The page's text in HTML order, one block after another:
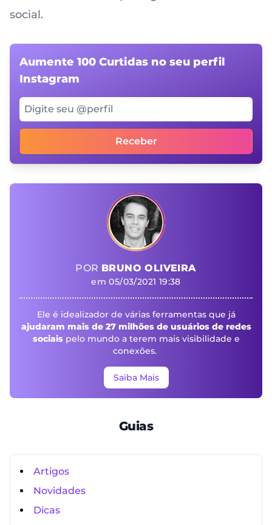
social.
Aumente 100 Curtidas no seu perfil
Instagram
Digite seu @perfil
Receber
POR BRUNO OLIVEIRA
em 05/03/2021 19:38
Ele é idealizador de várias ferramentas que já
ajudaram mais de 27 milhões de usuários de redes
sociaispelo mundo a terem mais visibilidade e
conexões.
Saiba Mais
Guias
Artigos
Novidades
Dicas